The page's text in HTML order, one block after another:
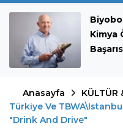
Kimya
Anasayfa KÜLTÜR
Türkiye Ve
"Drink And Drive"